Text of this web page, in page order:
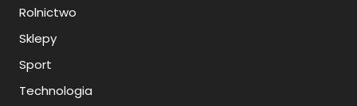
Rolnictwo
Sklepy
Sport
Technologia